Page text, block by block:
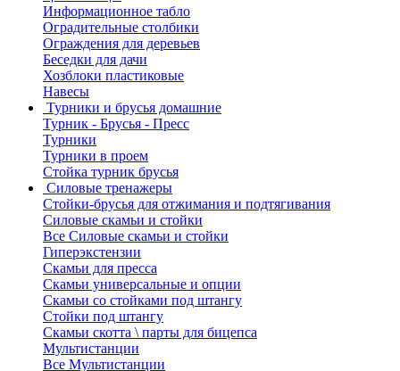
Информационное табло
Оградительные столбики
Ограждения для деревьев
Беседки для дачи
Хозблоки пластиковые
Навесы
Турники и брусья домашние
Турник - Брусья - Пресс
Турники
Турники в проем
Стойка турник брусья
Силовые тренажеры
Стойки-брусья для отжимания и подтягивания
Силовые скамьи и стойки
Все Силовые скамьи и стойки
Гиперэкстензии
Скамьи для пресса
Скамьи универсальные и опции
Скамьи со стойками под штангу
Стойки под штангу
Скамьи скотта \ парты для бицепса
Мультистанции
Все Мультистанции